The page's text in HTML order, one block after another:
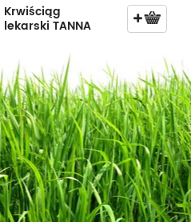
Krwiściąg
lekarski TANNA